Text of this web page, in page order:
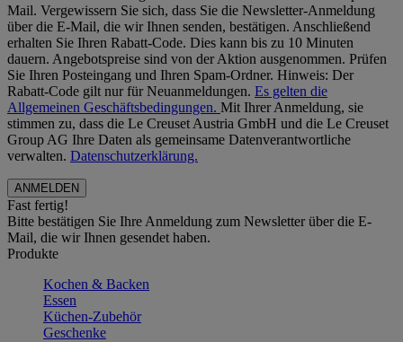
Mail. Vergewissern Sie sich, dass Sie die Newsletter-Anmeldung
über die E-Mail, die wir Ihnen senden, bestätigen. Anschließend
erhalten Sie Ihren Rabatt-Code. Dies kann bis zu 10 Minuten
dauern. Angebotspreise sind von der Aktion ausgenommen. Prüfen
Sie Ihren Posteingang und Ihren Spam-Ordner. Hinweis: Der
Rabatt-Code gilt nur für Neuanmeldungen. Es gelten die
Allgemeinen Geschäftsbedingungen. Mit Ihrer Anmeldung, sie
stimmen zu, dass die Le Creuset Austria GmbH und die Le Creuset
Group AG Ihre Daten als gemeinsame Datenverantwortliche
verwalten. Datenschutzerklärung.
Fast fertig!
Bitte bestätigen Sie Ihre Anmeldung zum Newsletter über die E-
Mail, die wir Ihnen gesendet haben.
Produkte
Kochen & Backen
Essen
Küchen-Zubehör
Geschenke